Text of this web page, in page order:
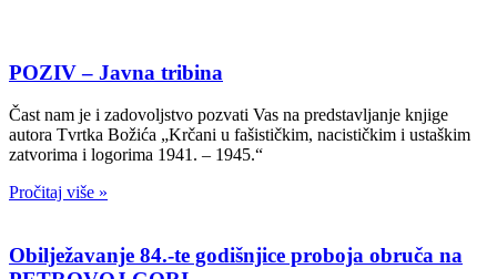
POZIV – Javna tribina
Čast nam je i zadovoljstvo pozvati Vas na predstavljanje knjige
autora Tvrtka Božića „Krčani u fašističkim, nacističkim i ustaškim
zatvorima i logorima 1941. – 1945.“
Pročitaj više »
Obilježavanje 84.-te godišnjice proboja obruča na